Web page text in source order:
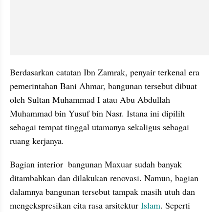
Berdasarkan catatan Ibn Zamrak, penyair terkenal era
pemerintahan Bani Ahmar, bangunan tersebut dibuat
oleh Sultan Muhammad I atau Abu Abdullah
Muhammad bin Yusuf bin Nasr. Istana ini dipilih
sebagai tempat tinggal utamanya sekaligus sebagai
ruang kerjanya.
Bagian interior  bangunan Maxuar sudah banyak
ditambahkan dan dilakukan renovasi. Namun, bagian
dalamnya bangunan tersebut tampak masih utuh dan
mengekspresikan cita rasa arsitektur Islam. Seperti